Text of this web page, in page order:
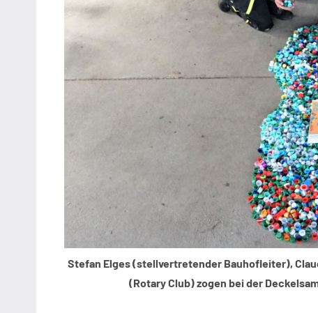
Stefan Elges (stellvertretender Bauhofleiter),
(Rotary Club) zogen bei der